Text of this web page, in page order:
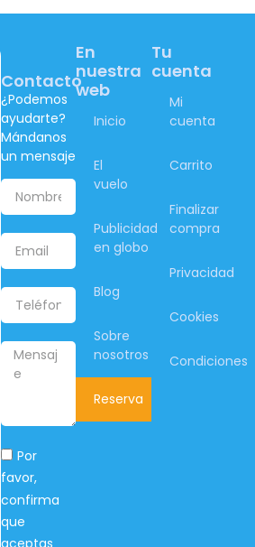
En
nuestra
web
Inicio
El
vuelo
Publicidad
en globo
Blog
Sobre
nosotros
Reserva
Tu
cuenta
Mi
cuenta
Carrito
Finalizar
compra
Privacidad
Cookies
Condiciones
Contacto
¿Podemos
ayudarte?
Mándanos
un mensaje
Por
favor,
confirma
que
aceptas